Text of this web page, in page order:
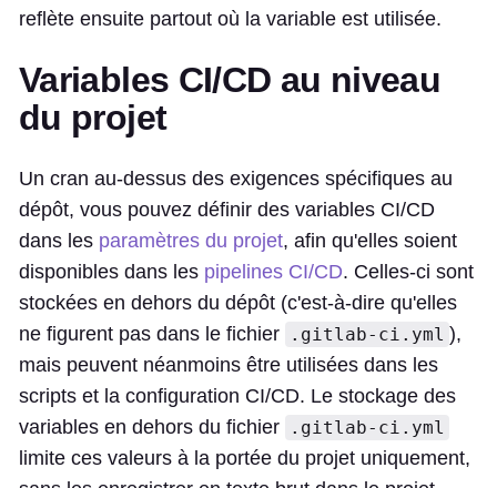
reflète ensuite partout où la variable est utilisée.
Variables CI/CD au niveau
du projet
Un cran au-dessus des exigences spécifiques au
dépôt, vous pouvez définir des variables CI/CD
dans les paramètres du projet, afin qu'elles soient
disponibles dans les pipelines CI/CD. Celles-ci sont
stockées en dehors du dépôt (c'est-à-dire qu'elles
ne figurent pas dans le fichier
.gitlab-ci.yml ),
mais peuvent néanmoins être utilisées dans les
scripts et la configuration CI/CD. Le stockage des
variables en dehors du fichier
.gitlab-ci.yml
limite ces valeurs à la portée du projet uniquement,